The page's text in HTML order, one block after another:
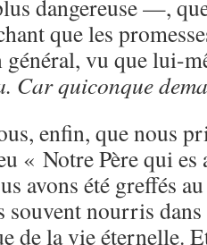
dangereuse —,
que les
général, vu que lui-
Car quiconque
enfin, que nous
« Notre Père qui
avons été greffés
souvent nourris
de la vie éternelle.